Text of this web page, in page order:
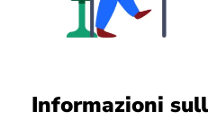
Informazioni